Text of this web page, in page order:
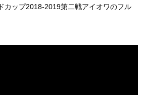
カップ2018-2019第二戦アイオワのフル